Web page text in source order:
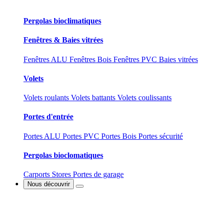
Pergolas bioclimatiques
Fenêtres & Baies vitrées
Fenêtres ALU Fenêtres Bois Fenêtres PVC Baies vitrées
Volets
Volets roulants Volets battants Volets coulissants
Portes d'entrée
Portes ALU Portes PVC Portes Bois Portes sécurité
Pergolas bioclomatiques
Carports Stores Portes de garage
Nous découvrir